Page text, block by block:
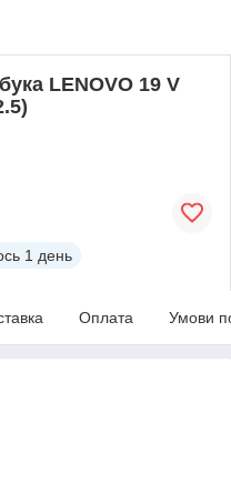
LENOVO 19 V
1 день
Оплата Умови